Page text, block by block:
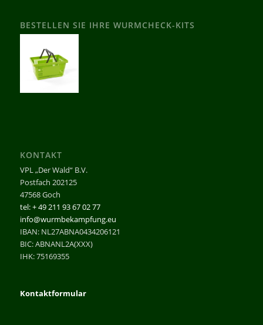
BESTELLEN SIE IHRE WURMCHECK-KITS
KONTAKT
VPL „Der Wald“ B.V.
Postfach 202125
47568 Goch
tel: + 49 211 93 67 02 77
info@wurmbekampfung.eu
IBAN: NL27ABNA0434206121
BIC: ABNANL2A(XXX)
IHK: 75169355
Kontaktformular